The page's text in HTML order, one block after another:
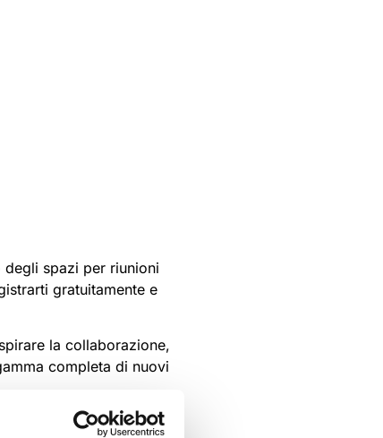
spazi per riunioni
gratuitamente e
la collaborazione,
completa di nuovi